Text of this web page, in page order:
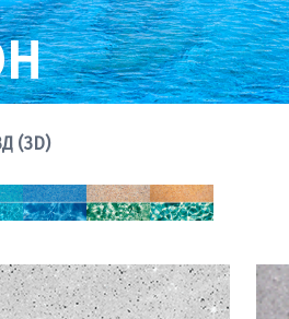
(3D)